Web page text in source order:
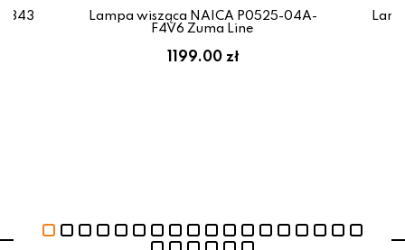
Lampa wisząca NAICA P0525-04A-
F4V6 Zuma Line
1199.00 zł